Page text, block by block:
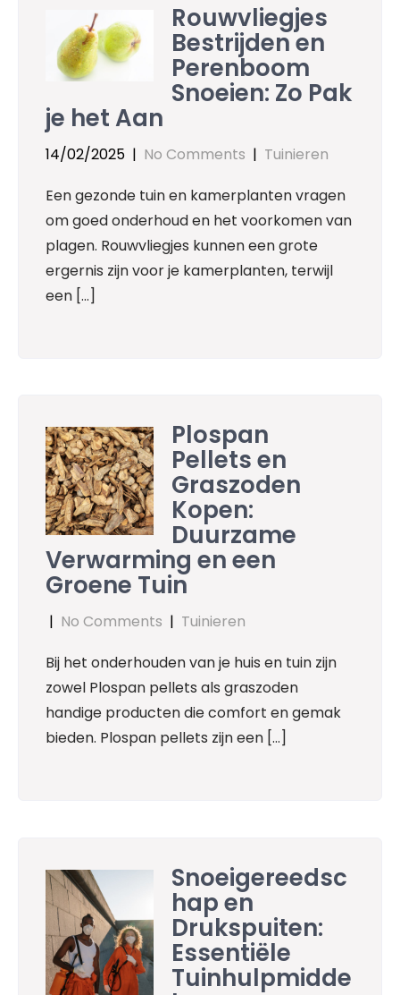
Rouwvliegjes
Bestrijden en
Perenboom
Snoeien: Zo Pak
je het Aan
14/02/2025 | No Comments | Tuinieren
Een gezonde tuin en kamerplanten vragen
om goed onderhoud en het voorkomen van
plagen. Rouwvliegjes kunnen een grote
ergernis zijn voor je kamerplanten, terwijl
een […]
Plospan
Pellets en
Graszoden
Kopen:
Duurzame
Verwarming en een
Groene Tuin
| No Comments | Tuinieren
Bij het onderhouden van je huis en tuin zijn
zowel Plospan pellets als graszoden
handige producten die comfort en gemak
bieden. Plospan pellets zijn een […]
Snoeigereedsc
hap en
Drukspuiten:
Essentiële
Tuinhulpmidde